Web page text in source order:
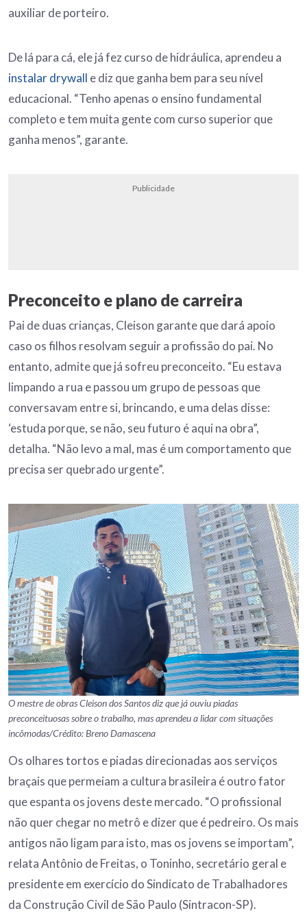
auxiliar de porteiro.
De lá para cá, ele já fez curso de hidráulica, aprendeu a
instalar drywall e diz que ganha bem para seu nível
educacional. “Tenho apenas o ensino fundamental
completo e tem muita gente com curso superior que
ganha menos”, garante.
Publicidade
Preconceito e plano de carreira
Pai de duas crianças, Cleison garante que dará apoio
caso os filhos resolvam seguir a profissão do pai. No
entanto, admite que já sofreu preconceito. “Eu estava
limpando a rua e passou um grupo de pessoas que
conversavam entre si, brincando, e uma delas disse:
‘estuda porque, se não, seu futuro é aqui na obra”,
detalha. “Não levo a mal, mas é um comportamento que
precisa ser quebrado urgente”.
O mestre de obras Cleison dos Santos diz que já ouviu piadas
preconceituosas sobre o trabalho, mas aprendeu a lidar com situações
incômodas/Crédito: Breno Damascena
Os olhares tortos e piadas direcionadas aos serviços
braçais que permeiam a cultura brasileira é outro fator
que espanta os jovens deste mercado. “O profissional
não quer chegar no metrô e dizer que é pedreiro. Os mais
antigos não ligam para isto, mas os jovens se importam”,
relata Antônio de Freitas, o Toninho, secretário geral e
presidente em exercício do Sindicato de Trabalhadores
da Construção Civil de São Paulo (Sintracon-SP).